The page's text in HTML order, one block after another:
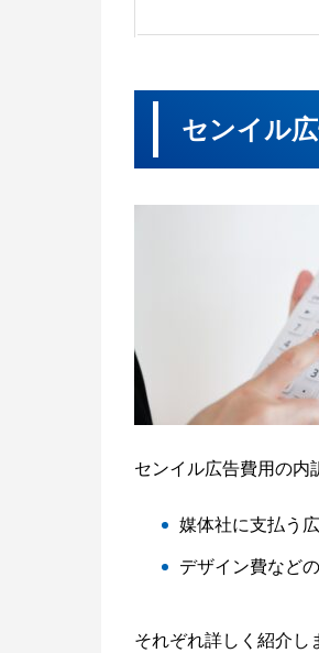
センイル
センイル広告費用の内
媒体社に支払う
デザイン費など
それぞれ詳しく紹介し